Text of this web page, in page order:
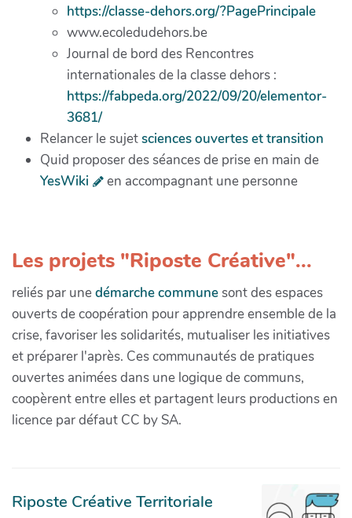
https://classe-dehors.org/?PagePrincipale
www.ecoledudehors.be
Journal de bord des Rencontres
internationales de la classe dehors :
https://fabpeda.org/2022/09/20/elementor-
3681/
Relancer le sujetsciences ouvertes et transition
Quid proposer des séances de prise en main de
YesWiki
en accompagnant une personne